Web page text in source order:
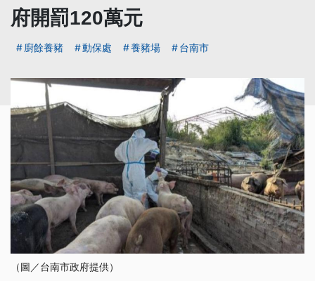
府開罰120萬元
廚餘養豬 動保處 養豬場 台南市
（圖／台南市政府提供）